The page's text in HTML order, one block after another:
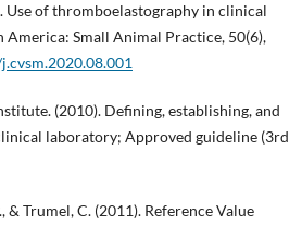
Use of thromboelastography in clinical
Small Animal Practice, 50(6),
(2010). Defining, establishing, and
laboratory; Approved guideline (3rd
& Trumel, C. (2011). Reference Value